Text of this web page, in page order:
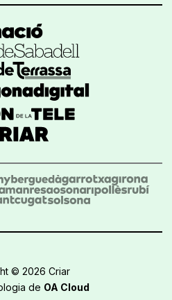
© 2026 Criar
de OA Cloud